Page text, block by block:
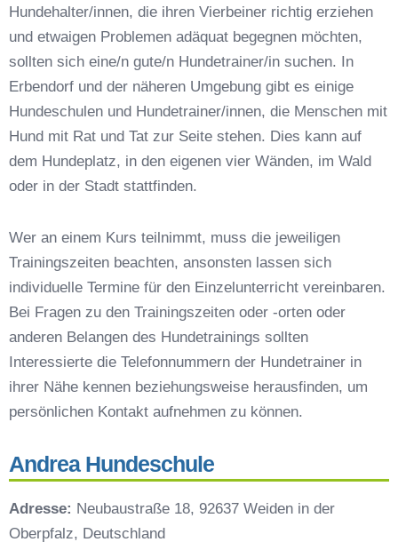
Hundetrainer Ausbildung in Erbendorf oder
online
Hundezubehör für das Training und
Hundespielzeug zur Beschäftigung
Preisvergleich der Hundeschulen in Erbendorf
Hundeschulen vs. Hundesportvereine in
Erbendorf
So findet man den richtigen Hundetrainer in
Hundeschule
Hundehalter/innen, die ihren Vierbeiner richtig erziehen
und etwaigen Problemen adäquat begegnen möchten,
sollten sich eine/n gute/n Hundetrainer/in suchen. In
Erbendorf und der näheren Umgebung gibt es einige
Hundeschulen und Hundetrainer/innen, die Menschen mit
Hund mit Rat und Tat zur Seite stehen. Dies kann auf
dem Hundeplatz, in den eigenen vier Wänden, im Wald
oder in der Stadt stattfinden.
Wer an einem Kurs teilnimmt, muss die jeweiligen
Trainingszeiten beachten, ansonsten lassen sich
individuelle Termine für den Einzelunterricht vereinbaren.
Bei Fragen zu den Trainingszeiten oder -orten oder
anderen Belangen des Hundetrainings sollten
Interessierte die Telefonnummern der Hundetrainer in
ihrer Nähe kennen beziehungsweise herausfinden, um
persönlichen Kontakt aufnehmen zu können.
Andrea Hundeschule
Adresse: Neubaustraße 18, 92637 Weiden in der
Oberpfalz, Deutschland